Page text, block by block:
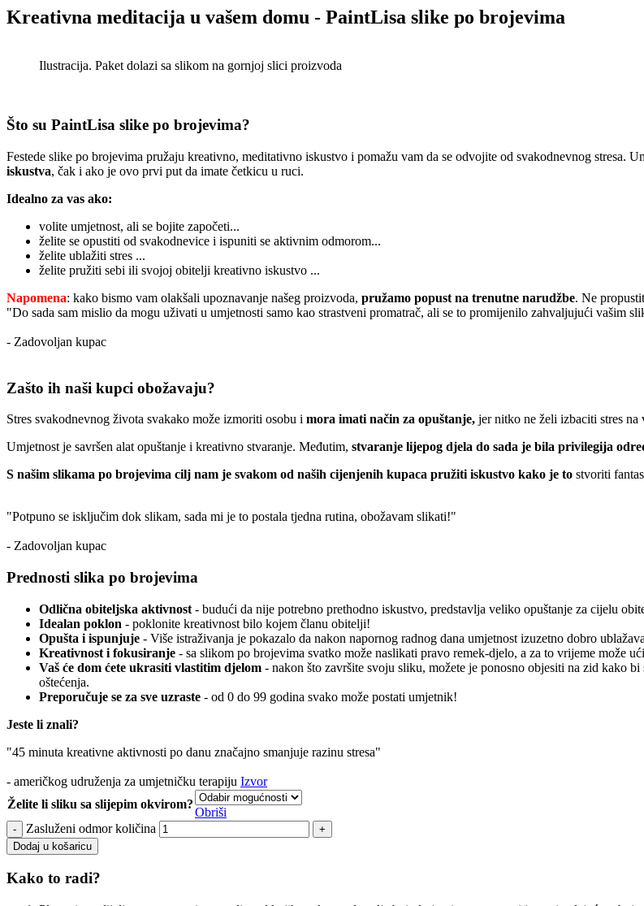
Kreativna meditacija u vašem domu - PaintLisa slike po brojevima
Ilustracija. Paket dolazi sa slikom na gornjoj slici proizvoda
Što su PaintLisa slike po brojevima?
Festede slike po brojevima pružaju kreativno, meditativno iskustvo i pomažu vam da se odvojite od svakodnevnog stresa.
iskustva, čak i ako je ovo prvi put da imate četkicu u ruci.
Idealno za vas ako:
volite umjetnost, ali se bojite započeti...
želite se opustiti od svakodnevice i ispuniti se aktivnim odmorom...
želite ublažiti stres ...
želite pružiti sebi ili svojoj obitelji kreativno iskustvo ...
Napomena: kako bismo vam olakšali upoznavanje našeg proizvoda, pružamo popust na trenutne narudžbe. Ne
"Do sada sam mislio da mogu uživati u umjetnosti samo kao strastveni promatrač, ali se to promijenilo zahvaljujući vašim
- Zadovoljan kupac
Zašto ih naši kupci obožavaju?
Stres svakodnevnog života svakako može izmoriti osobu i mora imati način za opuštanje, jer nitko ne želi izbaciti stres na
Umjetnost je savršen alat opuštanje i kreativno stvaranje. Međutim, stvaranje lijepog djela do sada je bila privilegija
S našim slikama po brojevima cilj nam je svakom od naših cijenjenih kupaca pružiti iskustvo kako je to stvoriti
"Potpuno se isključim dok slikam, sada mi je to postala tjedna rutina, obožavam slikati!"
- Zadovoljan kupac
Prednosti slika po brojevima
Odlična obiteljska aktivnost - budući da nije potrebno prethodno iskustvo, predstavlja veliko opuštanje za cijelu
Idealan poklon - poklonite kreativnost bilo kojem članu obitelji!
Opušta i ispunjuje - Više istraživanja je pokazalo da nakon napornog radnog dana umjetnost izuzetno dobro
Kreativnost i fokusiranje - sa slikom po brojevima svatko može naslikati pravo remek-djelo, a za to vrijeme može
Vaš će dom ćete ukrasiti vlastitim djelom - nakon što završite svoju sliku, možete je ponosno objesiti na zid kako
oštećenja.
Preporučuje se za sve uzraste - od 0 do 99 godina svako može postati umjetnik!
Jeste li znali?
"45 minuta kreativne aktivnosti po danu značajno smanjuje razinu stresa"
- američkog udruženja za umjetničku terapiju Izvor
Želite li sliku sa slijepim okvirom?
Obriši
Zasluženi odmor količina
Dodaj u košaricu
Kako to radi?